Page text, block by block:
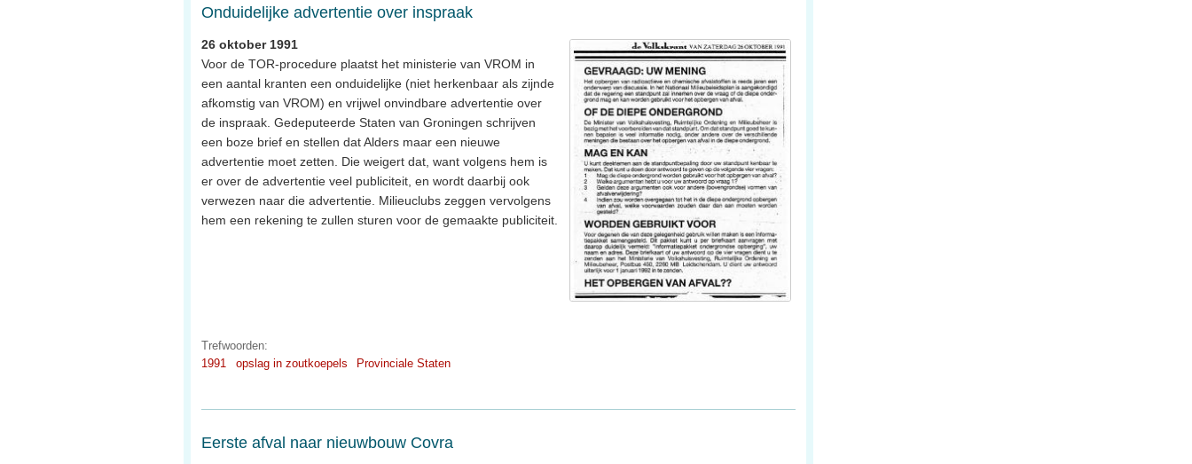
Onduidelijke advertentie over inspraak
26 oktober 1991
Voor de TOR-procedure plaatst het ministerie van VROM in
een aantal kranten een onduidelijke (niet herkenbaar als zijnde
afkomstig van VROM) en vrijwel onvindbare advertentie over
de inspraak. Gedeputeerde Staten van Groningen schrijven
een boze brief en stellen dat Alders maar een nieuwe
advertentie moet zetten. Die weigert dat, want volgens hem is
er over de advertentie veel publiciteit, en wordt daarbij ook
verwezen naar die advertentie. Milieuclubs zeggen vervolgens
hem een rekening te zullen sturen voor de gemaakte publiciteit.
Trefwoorden:
1991
opslag in zoutkoepels Provinciale Staten
Eerste afval naar nieuwbouw Covra